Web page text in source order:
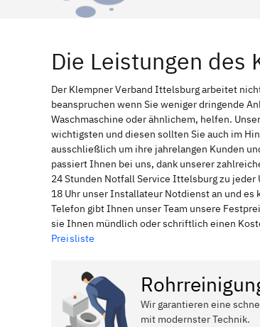
Die Leistungen
Der Klempner Verband Ittelsburg arbeitet
beanspruchen wenn Sie weniger dringende
Waschmaschine oder ähnlichem, helfen.
wichtigsten und diesen sollten Sie auch im
ausschließlich um ihre jahrelangen Kunden
passiert Ihnen bei uns, dank unserer
24 Stunden Notfall Service Ittelsburg zu jeder
18 Uhr unser Installateur Notdienst an und
Telefon gibt Ihnen unser Team unsere
sie Ihnen mündlich oder schriftlich einen
Preisliste
Wir garantieren eine
mit modernster Technik.